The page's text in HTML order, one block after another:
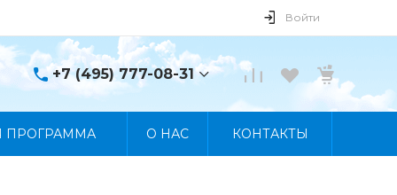
Войти
+7 (495) 777-08-31
+7 (495) 777-08-31
ПРОГРАММА О НАС КОНТАКТЫ